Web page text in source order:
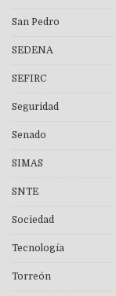
San Pedro
SEDENA
SEFIRC
Seguridad
Senado
SIMAS
SNTE
Sociedad
Tecnología
Torreón